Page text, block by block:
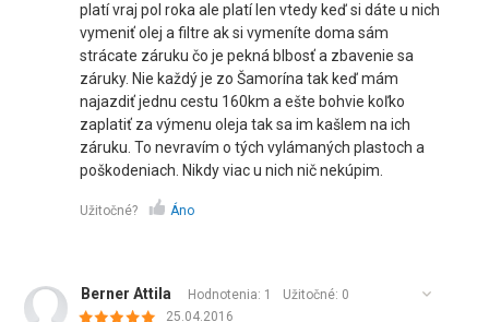
platí vraj pol roka ale platí len vtedy keď si dáte u nich
vymeniť olej a filtre ak si vymeníte doma sám
strácate záruku čo je pekná blbosť a zbavenie sa
záruky. Nie každý je zo Šamorína tak keď mám
najazdiť jednu cestu 160km a ešte bohvie koľko
zaplatiť za výmenu oleja tak sa im kašlem na ich
záruku. To nevravím o tých vylámaných plastoch a
poškodeniach. Nikdy viac u nich nič nekúpim.
Užitočné? Áno
Berner Attila Hodnotenia: 1 Užitočné: 0
25.04.2016